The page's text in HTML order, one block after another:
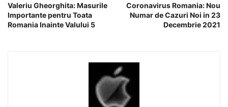
Valeriu Gheorghita: Masurile
Importante pentru Toata
Romania Inainte Valului 5
Coronavirus Romania: Nou
Numar de Cazuri Noi in 23
Decembrie 2021